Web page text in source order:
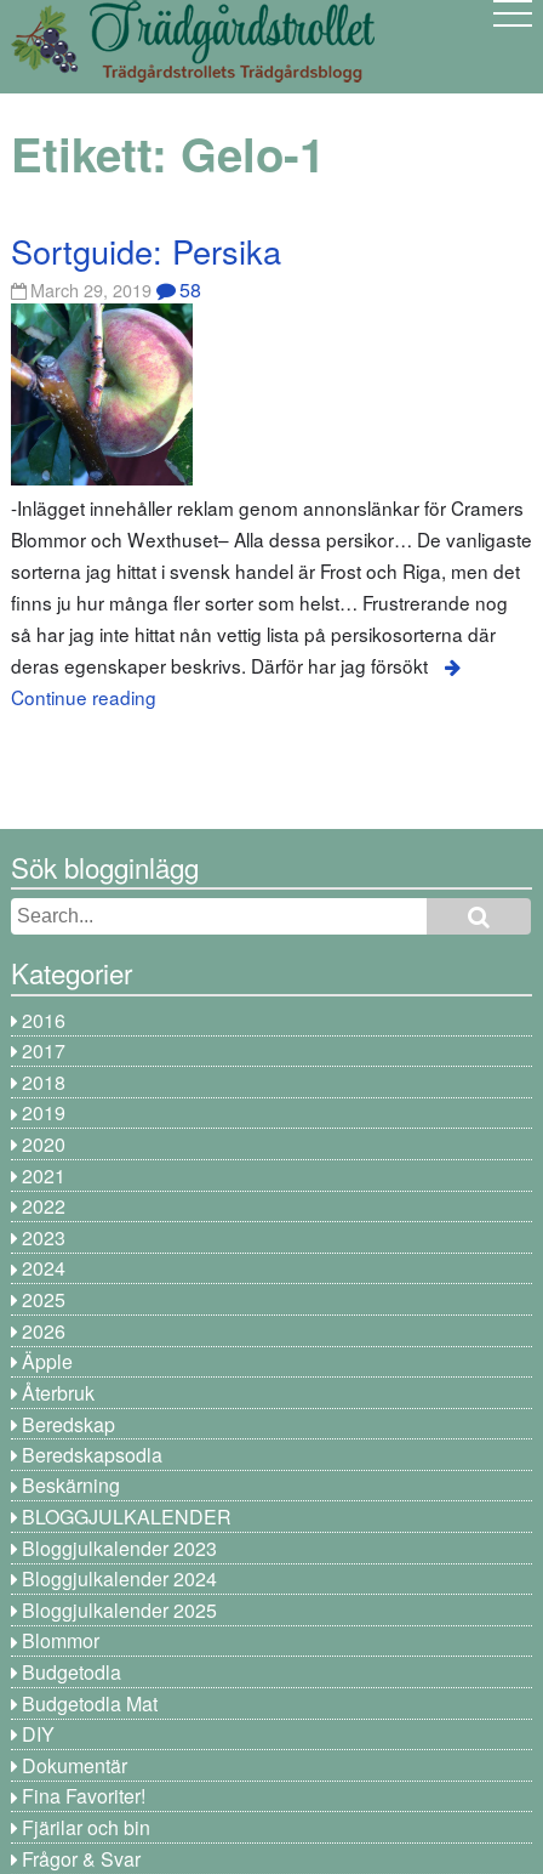
Etikett: Gelo-1
Sortguide: Persika
March 29, 2019 58
-Inlägget innehåller reklam genom annonslänkar för Cramers
Blommor och Wexthuset– Alla dessa persikor… De vanligaste
sorterna jag hittat i svensk handel är Frost och Riga, men det
finns ju hur många fler sorter som helst… Frustrerande nog
så har jag inte hittat nån vettig lista på persikosorterna där
deras egenskaper beskrivs. Därför har jag försökt
Continue reading
Sök blogginlägg
Kategorier
2016
2017
2018
2019
2020
2021
2022
2023
2024
2025
2026
Äpple
Återbruk
Beredskap
Beredskapsodla
Beskärning
BLOGGJULKALENDER
Bloggjulkalender 2023
Bloggjulkalender 2024
Bloggjulkalender 2025
Blommor
Budgetodla
Budgetodla Mat
DIY
Dokumentär
Fina Favoriter!
Fjärilar och bin
Frågor & Svar